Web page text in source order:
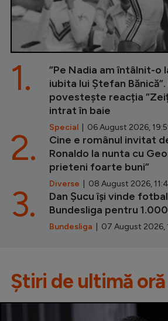
”Pe Nadia am întâlnit-o
iubita lui Ștefan
povestește reacția
intrat în baie
Special | 06 August 2026,
1.
Cine e românul invitat
Ronaldo la nunta cu
prieteni foarte buni”
Diverse | 08 August 2026,
2.
Dan Șucu își vinde
Bundesliga pentru
Bundesliga | 07 August 2026,
3.
Știri de ultimă